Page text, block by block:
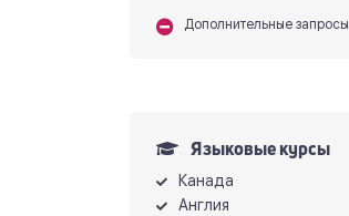
Дополнительные запросы
Языковые курсы
Канада
Англия